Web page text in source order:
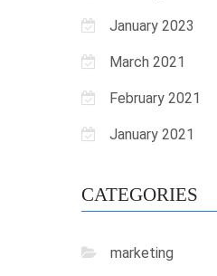
January 2023
March 2021
February 2021
January 2021
CATEGORIES
marketing